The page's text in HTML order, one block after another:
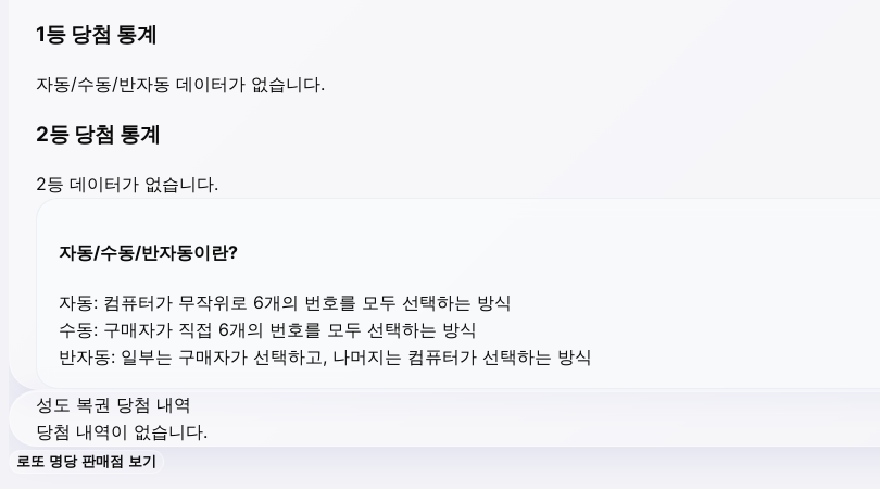
1등 당첨 통계
자동/수동/반자동 데이터가 없습니다.
2등 당첨 통계
2등 데이터가 없습니다.
자동/수동/반자동이란?
자동: 컴퓨터가 무작위로 6개의 번호를 모두 선택하는 방식
수동: 구매자가 직접 6개의 번호를 모두 선택하는 방식
반자동: 일부는 구매자가 선택하고, 나머지는 컴퓨터가 선택하는 방식
성도 복권 당첨 내역
당첨 내역이 없습니다.
로또 명당 판매점 보기